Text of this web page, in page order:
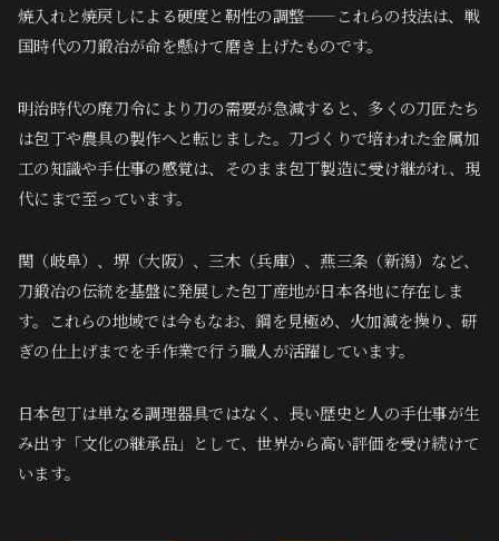
焼入れと焼戻しによる硬度と靭性の調整——これらの技法は、戦
国時代の刀鍛冶が命を懸けて磨き上げたものです。
明治時代の廃刀令により刀の需要が急減すると、多くの刀匠たち
は包丁や農具の製作へと転じました。刀づくりで培われた金属加
工の知識や手仕事の感覚は、そのまま包丁製造に受け継がれ、現
代にまで至っています。
関（岐阜）、堺（大阪）、三木（兵庫）、燕三条（新潟）など、
刀鍛冶の伝統を基盤に発展した包丁産地が日本各地に存在しま
す。これらの地域では今もなお、鋼を見極め、火加減を操り、研
ぎの仕上げまでを手作業で行う職人が活躍しています。
日本包丁は単なる調理器具ではなく、長い歴史と人の手仕事が生
み出す「文化の継承品」として、世界から高い評価を受け続けて
います。